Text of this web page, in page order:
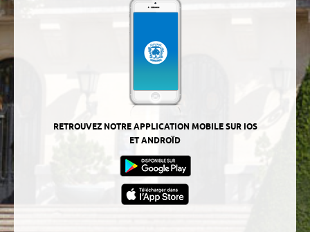
RETROUVEZ NOTRE APPLICATION MOBILE SUR IOS
ET ANDROÏD